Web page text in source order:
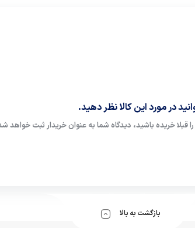
در مورد این کالا نظر دهید.
قبلا خریده باشید، دیدگاه شما به عنوان خریدار ثبت خواهد
بازگشت به بالا